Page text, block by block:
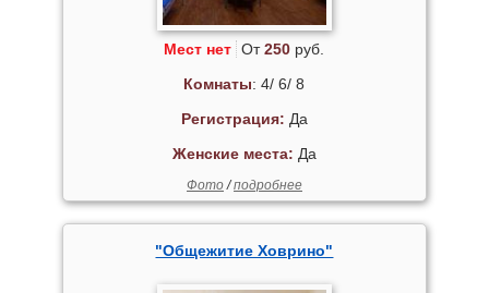
Мест нет От250 руб.
Комнаты: 4/ 6/ 8
Регистрация: Да
Женские места: Да
Фото/подробнее
"Общежитие Ховрино"